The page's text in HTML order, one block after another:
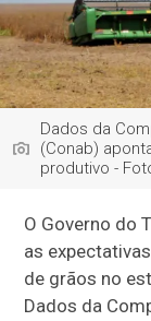
Dados da
(Conab)
produtivo -
O Governo do
as
de grãos no
Dados da